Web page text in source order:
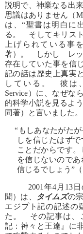
説明で、神業なる出
思議はありません（
は、“聖書は明白に
る。 そしてキリス
上げられている事
著）。 しかし レッ
存在していた事を信
記の話は歴史上真実
している。 彼は
Service）に、なぜな
的科学小説を見るよ
同著）と言いました
“もしあなたがた
しを信じたはず
ことだからです
を信じないので
信じるでしょう”（
2001年4月13日
聞）は、
タイムズの
エジプト記の記述の
た。 その記事は、
記：神々と王達』に